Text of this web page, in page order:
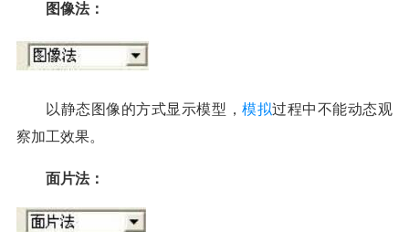
图像法：
以静态图像的方式显示模型，模拟过程中不能动态观
察加工效果。
面片法：